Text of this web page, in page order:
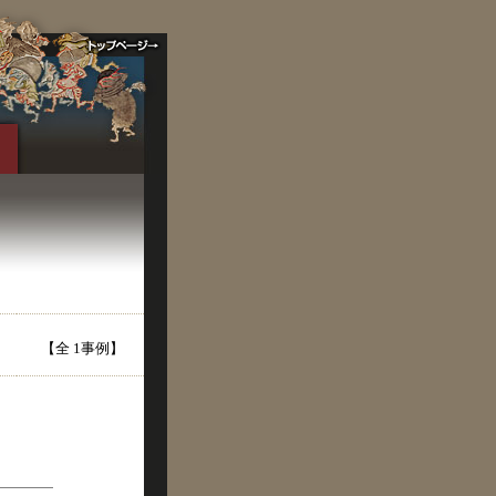
【全 1事例】